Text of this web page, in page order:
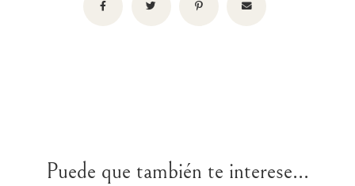
Puede que también te interese...